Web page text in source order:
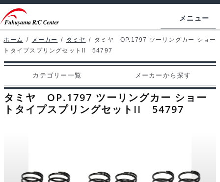
ビ
ゲ
ー
シ
ン
へ
ン
テ
ン
ツ
ス
キ
メニュー
ホームページ
マイアカウント
カート
支払い
ホーム / メーカー / タミヤ / タミヤ OP.1797 ツーリングカー ショー
トタイプスプリングセットII 54797
カテゴリー一覧 メーカーから探す
タミヤ OP.1797 ツーリングカー ショー
トタイプスプリングセットII 54797